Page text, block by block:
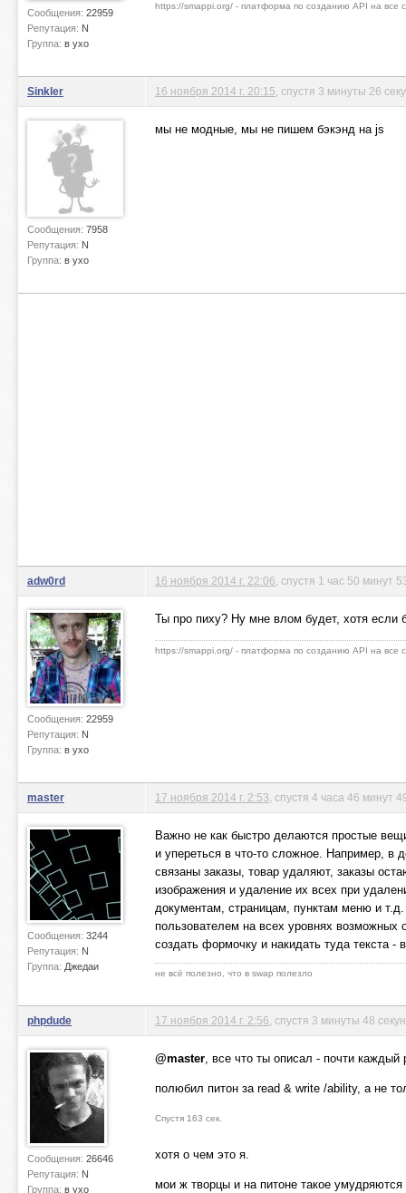
Сообщения: 22959
Репутация: N
Группа: в ухо
https://smappi.org/ - платформа по созданию API на все
Sinkler
Сообщения: 7958
Репутация: N
Группа: в ухо
16 ноября 2014 г. 20:15 , спустя 3 минуты 26
мы не модные, мы не пишем бэкэнд на js
adw0rd
Сообщения: 22959
Репутация: N
Группа: в ухо
16 ноября 2014 г. 22:06 , спустя 1 час 50 минут
Ты про пиху? Ну мне влом будет, хотя
https://smappi.org/ - платформа по созданию API на все
master
Сообщения: 3244
Репутация: N
Группа: Джедаи
17 ноября 2014 г. 2:53 , спустя 4 часа 46 минут
Важно не как быстро делаются простые
и упереться в что-то сложное. Например, в
связаны заказы, товар удаляют, заказы
изображения и удаление их всех при
документам, страницам, пунктам меню и
пользователем на всех уровнях возможных
создать формочку и накидать туда текста -
не всё полезно, что в swap полезло
phpdude
Сообщения: 26646
Репутация: N
Группа: в ухо
17 ноября 2014 г. 2:56 , спустя 3 минуты 48
@master, все что ты описал - почти каждый
полюбил питон за read & write /ability, а не
Спустя 163 сек.
хотя о чем это я.
мои ж творцы и на питоне такое умудряются